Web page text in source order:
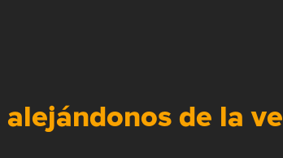
de la